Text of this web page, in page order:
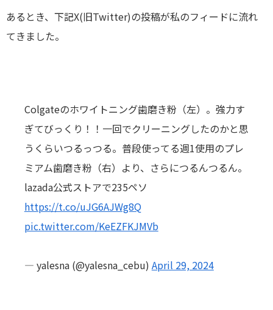
あるとき、下記X(旧Twitter)の投稿が私のフィードに流れ
てきました。
Colgateのホワイトニング歯磨き粉（左）。強力す
ぎてびっくり！！一回でクリーニングしたのかと思
うくらいつるっつる。普段使ってる週1使用のプレ
ミアム歯磨き粉（右）より、さらにつるんつるん。
lazada公式ストアで235ペソ
https://t.co/uJG6AJWg8Q
pic.twitter.com/KeEZFKJMVb
— yalesna (@yalesna_cebu) April 29, 2024